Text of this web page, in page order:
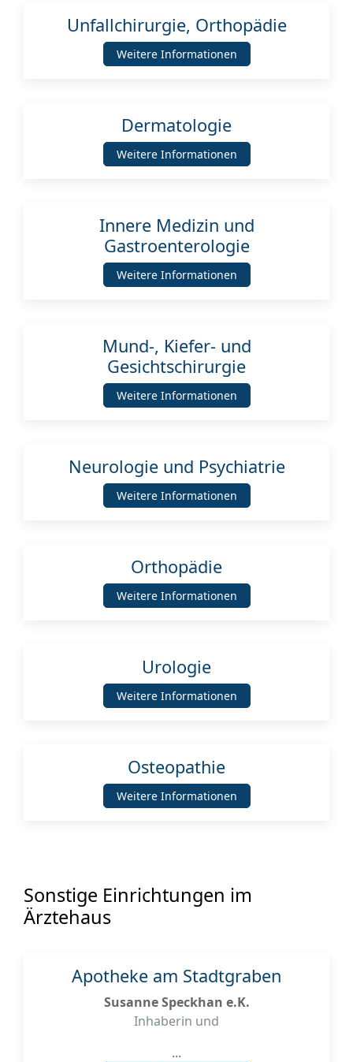
Unfallchirurgie, Orthopädie
Weitere Informationen
Dermatologie
Weitere Informationen
Innere Medizin und
Gastroenterologie
Weitere Informationen
Mund-, Kiefer- und
Gesichtschirurgie
Weitere Informationen
Neurologie und Psychiatrie
Weitere Informationen
Orthopädie
Weitere Informationen
Urologie
Weitere Informationen
Osteopathie
Weitere Informationen
Sonstige Einrichtungen im
Ärztehaus
Apotheke am Stadtgraben
Susanne Speckhan e.K.
Inhaberin und
...